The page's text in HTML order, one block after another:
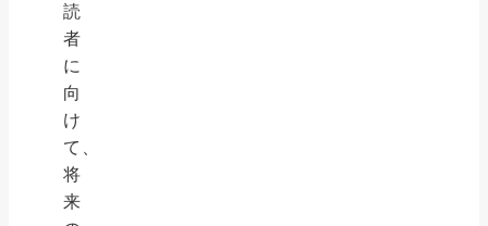
読
者
に
向
け
て、
将
来